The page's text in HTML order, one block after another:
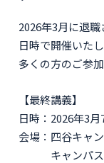
2026年3月に退
日時で開催いたし
多くの方のご参
【最終講義】
日時：2026年3
会場：四谷キャ
キャンパス